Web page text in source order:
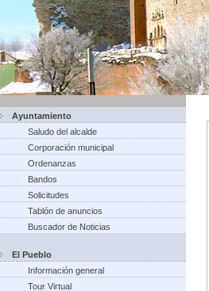
Ayuntamiento
Saludo del alcalde
Corporación municipal
Ordenanzas
Bandos
Solicitudes
Tablón de anuncios
Buscador de Noticias
El Pueblo
Información general
Tour Virtual